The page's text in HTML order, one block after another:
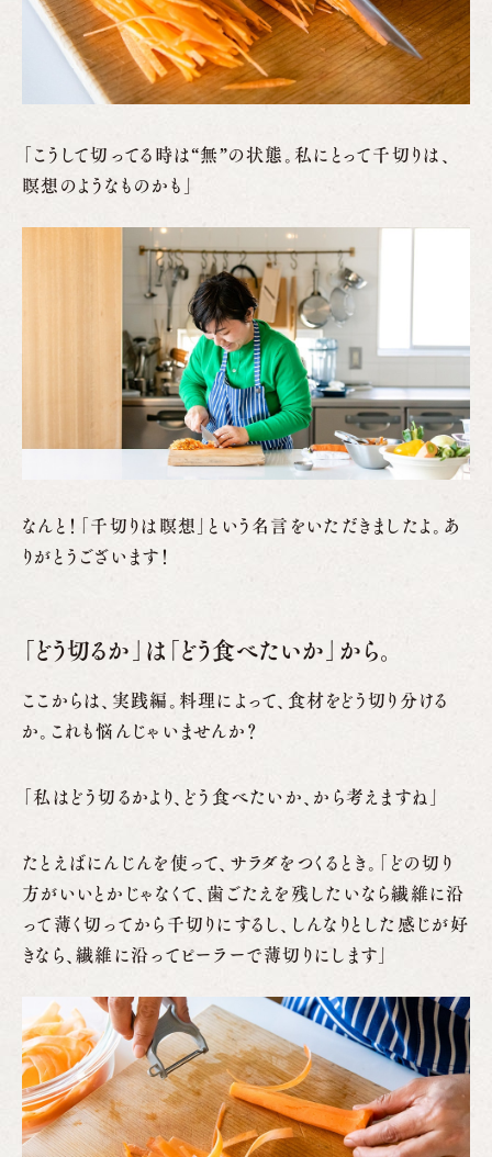
「こうして切ってる時は“無”の状態。私にとって千切りは、
瞑想のようなものかも」
なんと！「千切りは瞑想」という名言をいただきましたよ。あ
りがとうございます！
「どう切るか」は「どう食べたいか」から。
ここからは、実践編。料理によって、食材をどう切り分ける
か。これも悩んじゃいませんか？
「私はどう切るかより、どう食べたいか、から考えますね」
たとえばにんじんを使って、サラダをつくるとき。「どの切り
方がいいとかじゃなくて、歯ごたえを残したいなら繊維に沿
って薄く切ってから千切りにするし、しんなりとした感じが好
きなら、繊維に沿ってピーラーで薄切りにします」